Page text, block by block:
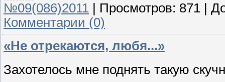
№09(086)2011 | Просмотров: 871 |
Комментарии (0)
«Не отрекаются, любя...»
Захотелось мне поднять такую